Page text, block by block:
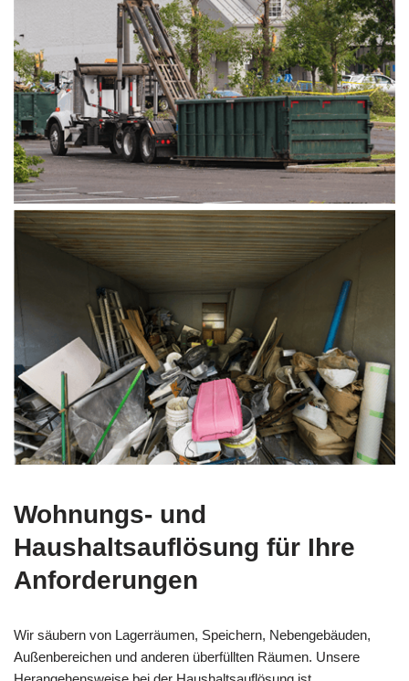
Wohnungs- und
Haushaltsauflösung für Ihre
Anforderungen
Wir säubern von Lagerräumen, Speichern, Nebengebäuden,
Außenbereichen und anderen überfüllten Räumen. Unsere